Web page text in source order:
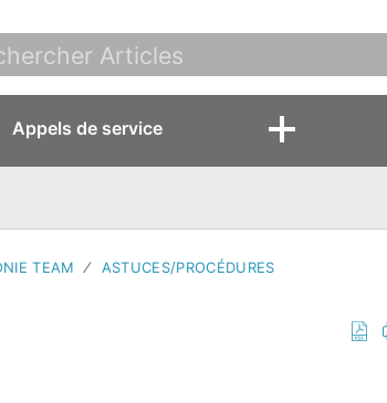
Appels de service
TEAM ASTUCES/PROCÉDURES